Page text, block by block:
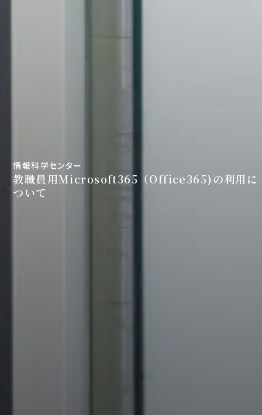
情報科学センター
教職員用Microsoft365（Office365)の利用に
ついて